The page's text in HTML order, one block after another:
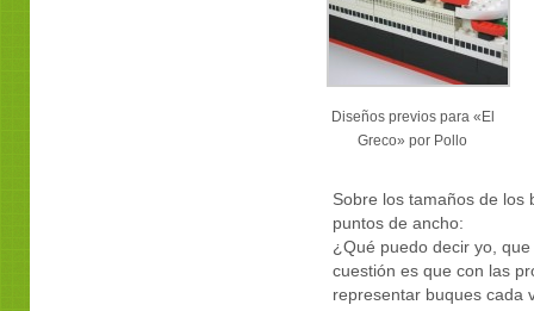
Diseños previos para «El
Greco» por Pollo
Sobre los tamaños de los
puntos de ancho:
¿Qué puedo decir yo,
cuestión es que con las
representar buques cada